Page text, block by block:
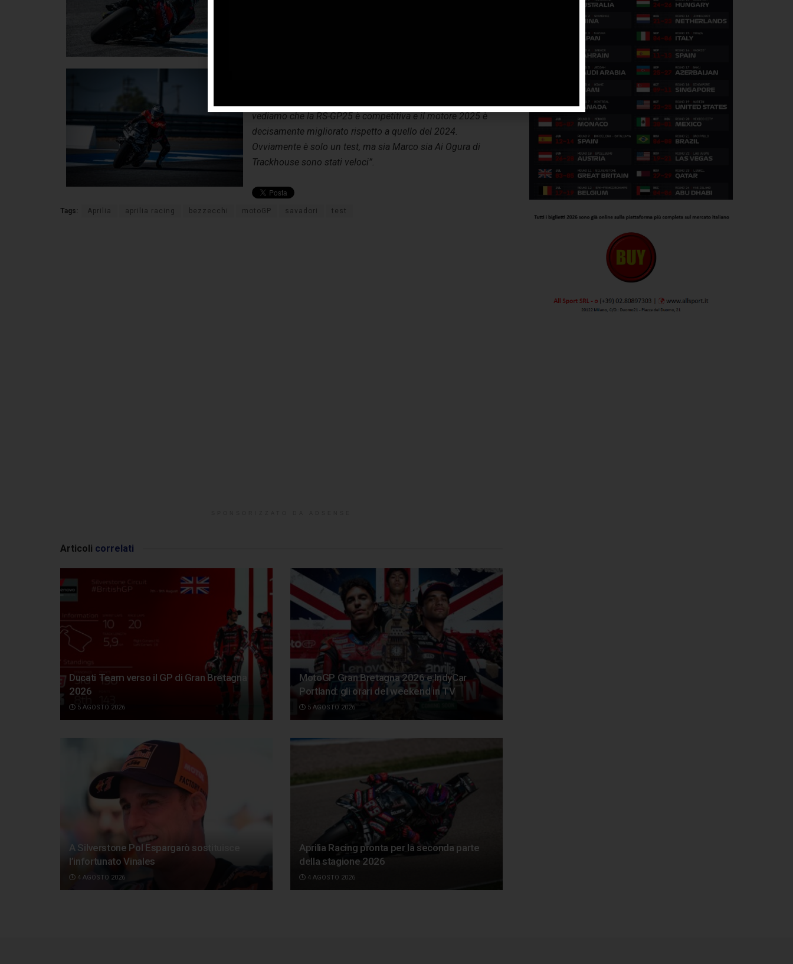
vediamo che la RS-GP25 è competitiva e il motore 2025 è
decisamente migliorato rispetto a quello del 2024.
Ovviamente è solo un test, ma sia Marco sia Ai Ogura di
Trackhouse sono stati veloci”.
Tags: Aprilia aprilia racing bezzecchi motoGP savadori test
Articoli correlati
Ducati Team verso il GP di Gran Bretagna
2026
5 AGOSTO 2026
MotoGP Gran Bretagna 2026 e IndyCar
Portland: gli orari del weekend in TV
5 AGOSTO 2026
A Silverstone Pol Espargarò sostituisce
l’infortunato Vinales
4 AGOSTO 2026
Aprilia Racing pronta per la seconda parte
della stagione 2026
4 AGOSTO 2026